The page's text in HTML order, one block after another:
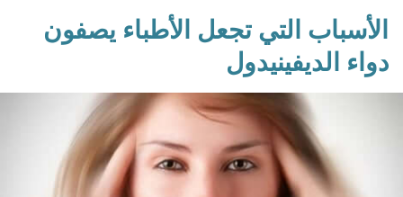
الأسباب التي تجعل الأطباء يصفون
دواء الديفينيدول